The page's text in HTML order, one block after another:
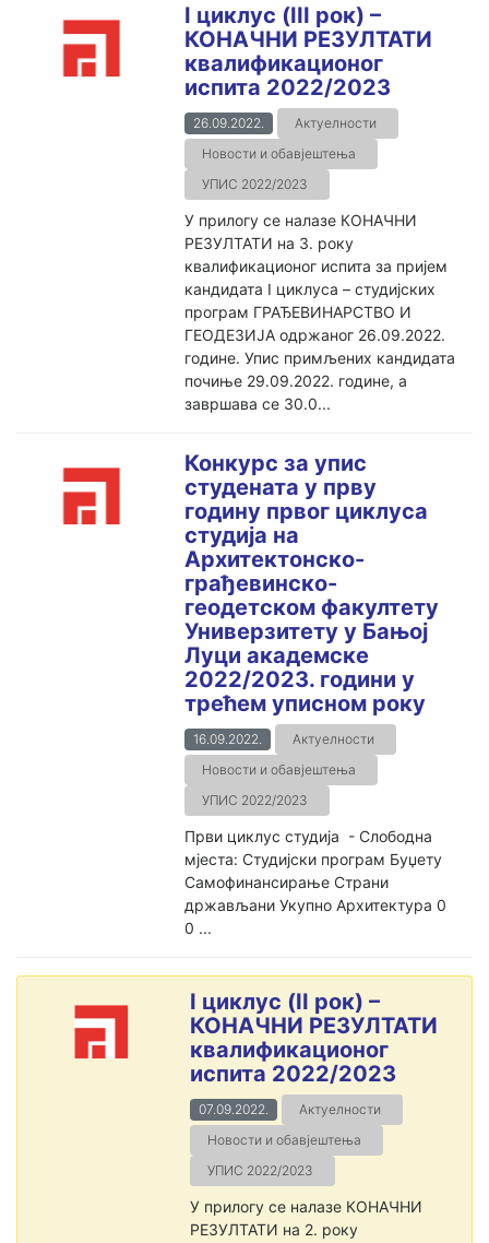
I циклус (III рок) –
КОНАЧНИ РЕЗУЛТАТИ
квалификационог
испита 2022/2023
26.09.2022.
Актуелности
Новости и обавјештења
УПИС 2022/2023
У прилогу се налазе КОНАЧНИ
РЕЗУЛТАТИ на 3. року
квалификационог испита за пријем
кандидата I циклуса – студијских
програм ГРАЂЕВИНАРСТВО И
ГЕОДЕЗИЈА одржаног 26.09.2022.
године. Упис примљених кандидата
почиње 29.09.2022. године, а
завршава се 30.0...
Конкурс за упис
студената у прву
годину првог циклуса
студија на
Архитектонско-
грађевинско-
геодетском факултету
Универзитету у Бањој
Луци академске
2022/2023. години у
трећем уписном року
16.09.2022.
Актуелности
Новости и обавјештења
УПИС 2022/2023
Први циклус студија - Слободна
мјеста: Студијски програм Буџету
Самофинансирање Страни
држављани Укупно Архитектура 0
0 ...
I циклус (II рок) –
КОНАЧНИ РЕЗУЛТАТИ
квалификационог
испита 2022/2023
07.09.2022.
Актуелности
Новости и обавјештења
УПИС 2022/2023
У прилогу се налазе КОНАЧНИ
РЕЗУЛТАТИ на 2. року